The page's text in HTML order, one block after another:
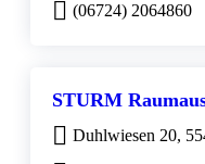
(06724) 2064860
STURM
Duhlwiesen 20,